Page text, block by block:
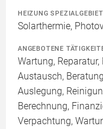
HEIZUNG
Solarthermie,
ANGEBOTENE
Wartung,
Austausch,
Auslegung,
Berechnung,
Verpachtung,